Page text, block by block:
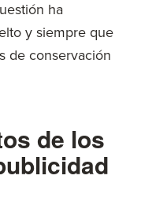
ha
y siempre que
de conservación
de los